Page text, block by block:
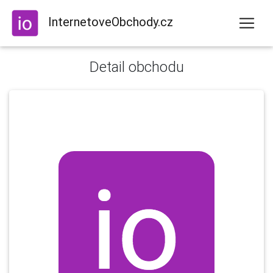
InternetoveObchody.cz
Detail obchodu